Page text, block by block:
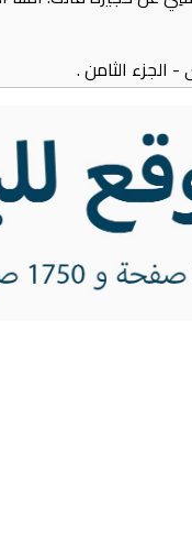
الجزء الثامن .